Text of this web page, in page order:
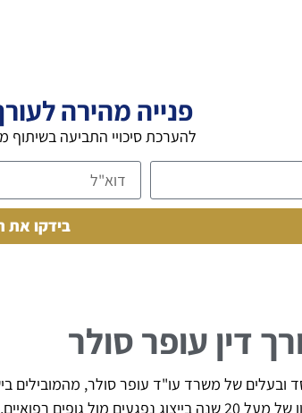
פנייה מהירה
להערכת סיכויי התביעה בשיתוף
בידקו את
דין עופר סולר
ובעלים של משרד עו"ד עופר סולר, מהמובילים
ניסיון של מעל 20 שנה בייצוג נפגעים